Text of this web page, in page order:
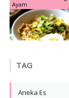
Ayam
TAG
Aneka Es